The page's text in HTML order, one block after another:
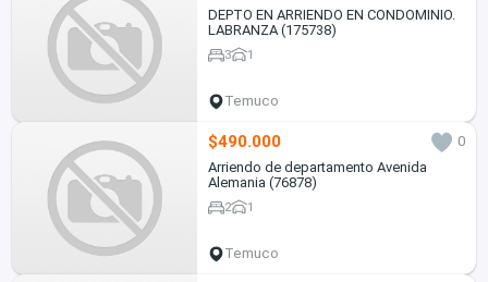
DEPTO EN ARRIENDO EN CONDOMINIO.
LABRANZA (175738)
3 1
Temuco
$490.000
0
Arriendo de departamento Avenida
Alemania (76878)
2 1
Temuco